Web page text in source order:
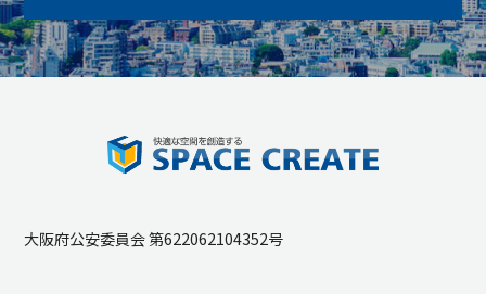
大阪府公安委員会 第622062104352号